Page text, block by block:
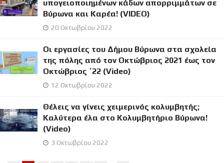
υπογειοποιημένων κάδων απορριμμάτων σε
Βύρωνα και Καρέα! (VIDEO)
20 Οκτωβρίου 2022
Οι εργασίες του Δήμου Βύρωνα στα σχολεία
της πόλης από τον Οκτώβριος 2021 έως τον
Οκτώβριος ΄22 (Video)
12 Οκτωβρίου 2022
Θέλεις να γίνεις χειμερινός κολυμβητής;
Καλύτερα έλα στο Κολυμβητήριο Βύρωνα!
(Video)
3 Οκτωβρίου 2022